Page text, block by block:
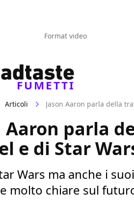
Format video
FUMETTI
Articoli Jason Aaron parla della
Aaron parla
e di Star
Wars ma anche i
molto chiare sul